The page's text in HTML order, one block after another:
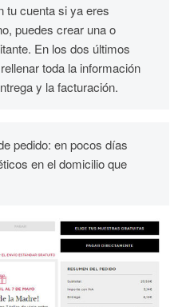
tu cuenta si ya eres
puedes crear una o
En los dos últimos
toda la información
y la facturación.
pedido: en pocos días
en el domicilio que